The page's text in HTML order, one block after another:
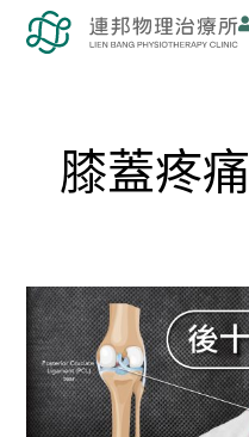
膝蓋疼痛
後
十
字
韌
帶